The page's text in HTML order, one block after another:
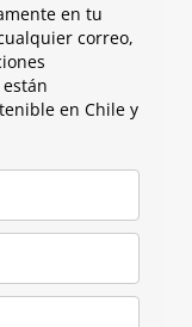
en tu
correo,
en Chile y